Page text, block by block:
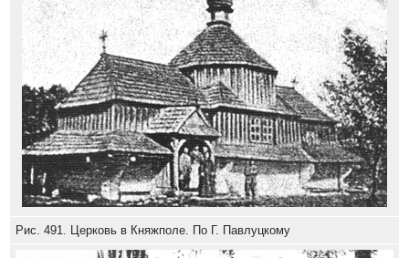
Рис. 491. Церковь в Княжполе. По Г. Павлуцкому